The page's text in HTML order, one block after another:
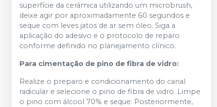
superfície da cerâmica utilizando um microbrush,
deixe agir por aproximadamente 60 segundos e
seque com leves jatos de ar sem óleo. Siga a
aplicação do adesivo e o protocolo de reparo
conforme definido no planejamento clínico.
Para cimentação de pino de fibra de vidro:
Realize o preparo e condicionamento do canal
radicular e selecione o pino de fibra de vidro. Limpe
o pino com álcool 70% e seque. Posteriormente,